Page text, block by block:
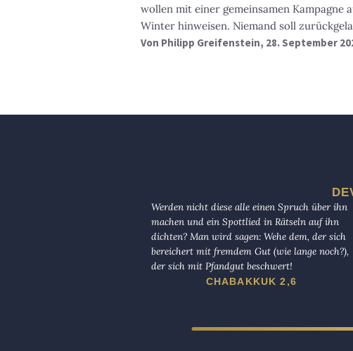
wollen mit einer gemeinsamen Kampagne
Winter hinweisen. Niemand soll
Von Philipp Greifenstein, 28. September
Werden nicht diese alle einen Spruch über ihn
machen und ein Spottlied in Rätseln auf ihn
dichten? Man wird sagen: Wehe dem, der sich
bereichert mit fremdem Gut (wie lange noch?),
der sich mit Pfandgut beschwert!
CHABAKKUK 2,6